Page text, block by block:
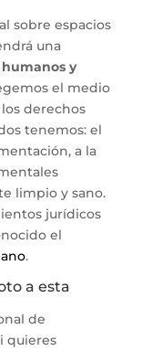
sobre espacios
una
y
el medio
derechos
tenemos: el
a la
limpio y sano.
jurídicos
el
.
a esta
de
quieres